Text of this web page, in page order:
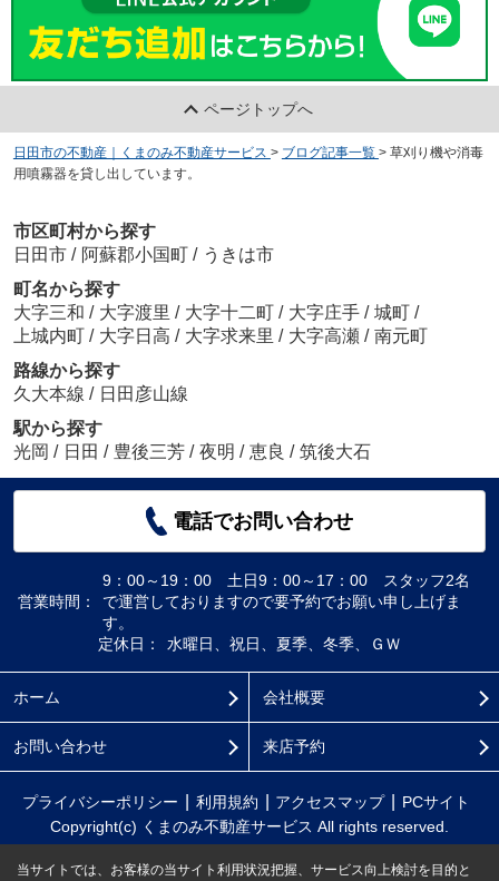
ページトップへ
日田市の不動産｜くまのみ不動産サービス > ブログ記事一覧 > 草刈り機や消毒
用噴霧器を貸し出しています。
市区町村から探す
日田市 / 阿蘇郡小国町 / うきは市
町名から探す
大字三和 / 大字渡里 / 大字十二町 / 大字庄手 / 城町 /
上城内町 / 大字日高 / 大字求来里 / 大字高瀬 / 南元町
路線から探す
久大本線 / 日田彦山線
駅から探す
光岡 / 日田 / 豊後三芳 / 夜明 / 恵良 / 筑後大石
電話でお問い合わせ
営業時間：
9：00～19：00 土日9：00～17：00 スタッフ2名
で運営しておりますので要予約でお願い申し上げま
す。
定休日：
水曜日、祝日、夏季、冬季、ＧＷ
ホーム 会社概要
お問い合わせ 来店予約
プライバシーポリシー 利用規約 アクセスマップ
PCサイト
Copyright(c) くまのみ不動産サービス All rights reserved.
当サイトでは、お客様の当サイト利用状況把握、サービス向上検討を目的と